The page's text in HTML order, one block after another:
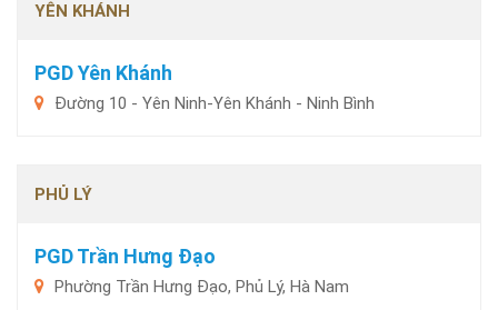
YÊN KHÁNH
PGD Yên Khánh
Đường 10 - Yên Ninh-Yên Khánh - Ninh Bình
PHỦ LÝ
PGD Trần Hưng Đạo
Phường Trần Hưng Đạo, Phủ Lý, Hà Nam